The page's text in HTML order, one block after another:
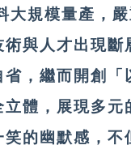
大規模量產，
與人才出現
，繼而開創
體，展現多
的幽默感，